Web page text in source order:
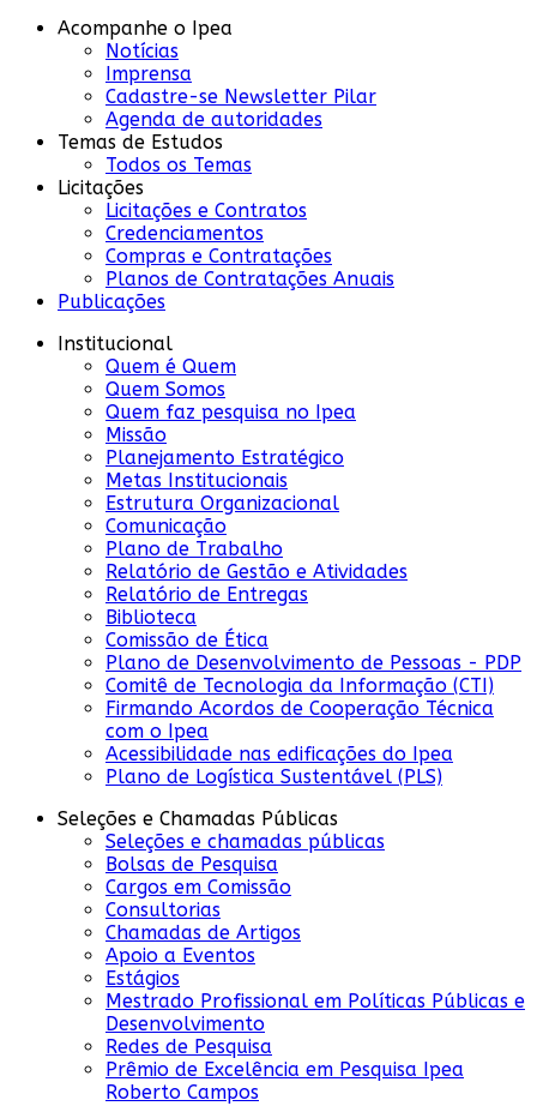
Acompanhe o Ipea
Notícias
Imprensa
Cadastre-se Newsletter Pilar
Agenda de autoridades
Temas de Estudos
Todos os Temas
Licitações
Licitações e Contratos
Credenciamentos
Compras e Contratações
Planos de Contratações Anuais
Publicações
Institucional
Quem é Quem
Quem Somos
Quem faz pesquisa no Ipea
Missão
Planejamento Estratégico
Metas Institucionais
Estrutura Organizacional
Comunicação
Plano de Trabalho
Relatório de Gestão e Atividades
Relatório de Entregas
Biblioteca
Comissão de Ética
Plano de Desenvolvimento de Pessoas - PDP
Comitê de Tecnologia da Informação (CTI)
Firmando Acordos de Cooperação Técnica
com o Ipea
Acessibilidade nas edificações do Ipea
Plano de Logística Sustentável (PLS)
Seleções e Chamadas Públicas
Seleções e chamadas públicas
Bolsas de Pesquisa
Cargos em Comissão
Consultorias
Chamadas de Artigos
Apoio a Eventos
Estágios
Mestrado Profissional em Políticas Públicas e
Desenvolvimento
Redes de Pesquisa
Prêmio de Excelência em Pesquisa Ipea
Roberto Campos